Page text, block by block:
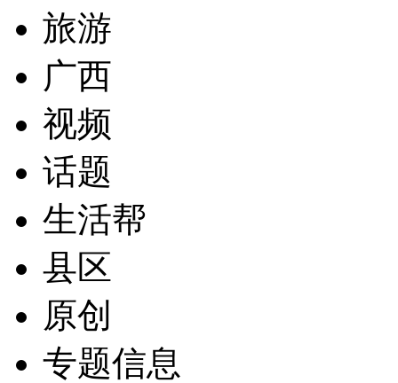
旅游
广西
视频
话题
生活帮
县区
原创
专题信息